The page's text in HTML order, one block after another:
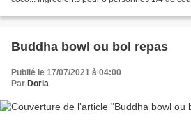
Buddha bowl ou bol repas
Publié le 17/07/2021 à 04:00
Par Doria